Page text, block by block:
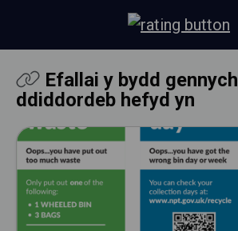
Efallai y bydd gennych
ddiddordeb hefyd yn